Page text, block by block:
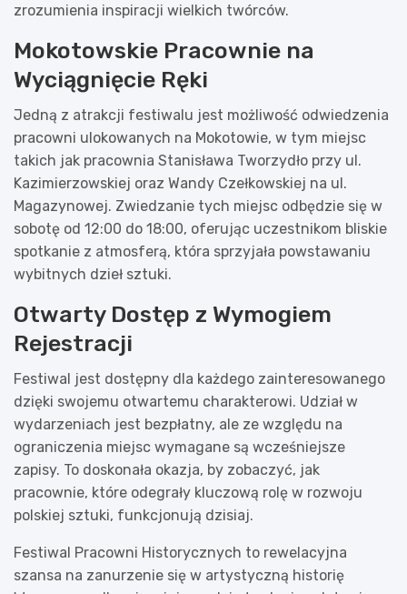
zrozumienia inspiracji wielkich twórców.
Mokotowskie Pracownie na
Wyciągnięcie Ręki
Jedną z atrakcji festiwalu jest możliwość odwiedzenia
pracowni ulokowanych na Mokotowie, w tym miejsc
takich jak pracownia Stanisława Tworzydło przy ul.
Kazimierzowskiej oraz Wandy Czełkowskiej na ul.
Magazynowej. Zwiedzanie tych miejsc odbędzie się w
sobotę od 12:00 do 18:00, oferując uczestnikom bliskie
spotkanie z atmosferą, która sprzyjała powstawaniu
wybitnych dzieł sztuki.
Otwarty Dostęp z Wymogiem
Rejestracji
Festiwal jest dostępny dla każdego zainteresowanego
dzięki swojemu otwartemu charakterowi. Udział w
wydarzeniach jest bezpłatny, ale ze względu na
ograniczenia miejsc wymagane są wcześniejsze
zapisy. To doskonała okazja, by zobaczyć, jak
pracownie, które odegrały kluczową rolę w rozwoju
polskiej sztuki, funkcjonują dzisiaj.
Festiwal Pracowni Historycznych to rewelacyjna
szansa na zanurzenie się w artystyczną historię